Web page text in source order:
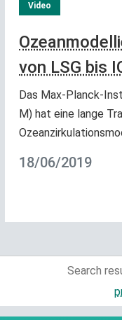
Video
von LSG bis
Das Max-Planck-
M) hat eine lange
18/06/2019
Search